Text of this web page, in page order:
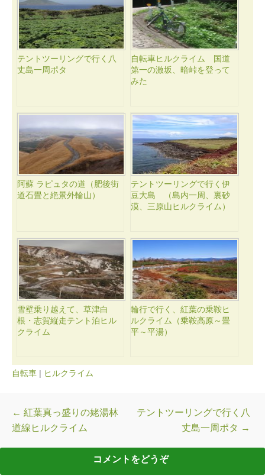
テントツーリングで行く八
丈島一周ポタ
自転車ヒルクライム 国道
第一の激坂、暗峠を登って
みた
阿蘇 ラピュタの道（肥後街
道石畳と絶景外輪山）
テントツーリングで行く伊
豆大島 （島内一周、裏砂
漠、三原山ヒルクライム）
雪壁乗り越えて、草津白
根・志賀縦走テント泊ヒル
クライム
輪行で行く、紅葉の乗鞍ヒ
ルクライム（乗鞍高原～畳
平～平湯）
自転車 | ヒルクライム
投稿ナビゲーション
← 紅葉真っ盛りの姥湯林
道線ヒルクライム
テントツーリングで行く八
丈島一周ポタ →